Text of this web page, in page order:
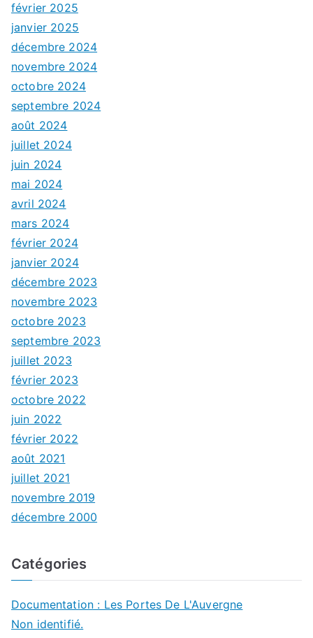
février 2025
janvier 2025
décembre 2024
novembre 2024
octobre 2024
septembre 2024
août 2024
juillet 2024
juin 2024
mai 2024
avril 2024
mars 2024
février 2024
janvier 2024
décembre 2023
novembre 2023
octobre 2023
septembre 2023
juillet 2023
février 2023
octobre 2022
juin 2022
février 2022
août 2021
juillet 2021
novembre 2019
décembre 2000
Catégories
Documentation : Les Portes De L'Auvergne
Non identifié.